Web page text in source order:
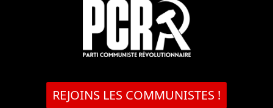
REJOINS LES COMMUNISTES !